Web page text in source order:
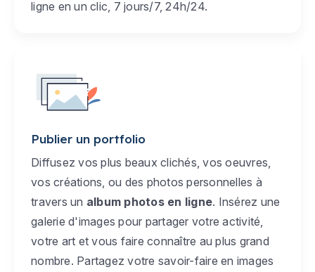
ligne en un clic, 7 jours/7, 24h/24.
Publier un portfolio
Diffusez vos plus beaux clichés, vos oeuvres,
vos créations, ou des photos personnelles à
travers un album photos en ligne. Insérez une
galerie d'images pour partager votre activité,
votre art et vous faire connaître au plus grand
nombre. Partagez votre savoir-faire en images